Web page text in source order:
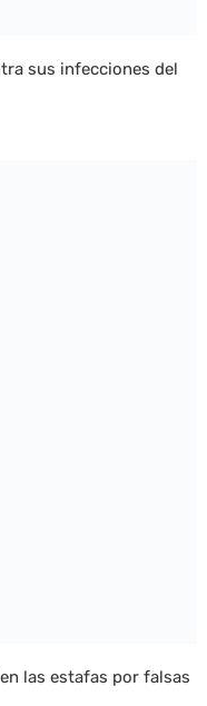
sus infecciones del
las estafas por falsas